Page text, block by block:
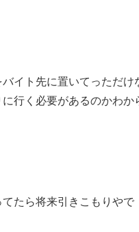
イト先に置いてっただけ
行く必要があるのかわか
たら将来引きこもりやで